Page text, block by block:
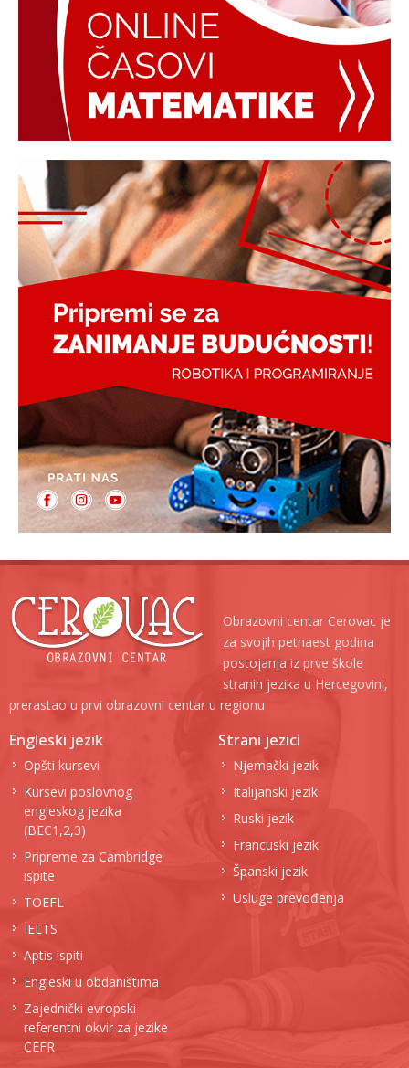
Obrazovni centar Cerovac je
za svojih petnaest godina
postojanja iz prve škole
stranih jezika u Hercegovini,
prerastao u prvi obrazovni centar u regionu
Engleski jezik
Opšti kursevi
Kursevi poslovnog
engleskog jezika
(BEC1,2,3)
Pripreme za Cambridge
ispite
TOEFL
IELTS
Aptis ispiti
Engleski u obdaništima
Zajednički evropski
referentni okvir za jezike
CEFR
Strani jezici
Njemački jezik
Italijanski jezik
Ruski jezik
Francuski jezik
Španski jezik
Usluge prevođenja